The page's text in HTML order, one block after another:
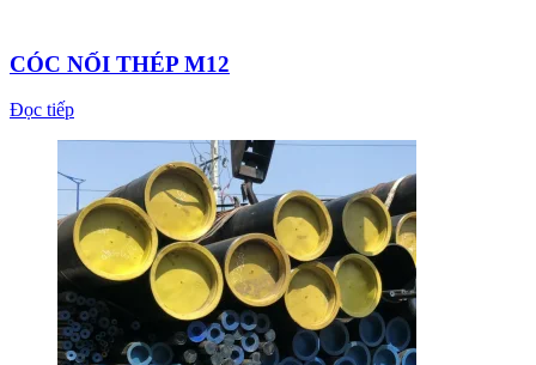
CÓC NỐI THÉP M12
Đọc tiếp